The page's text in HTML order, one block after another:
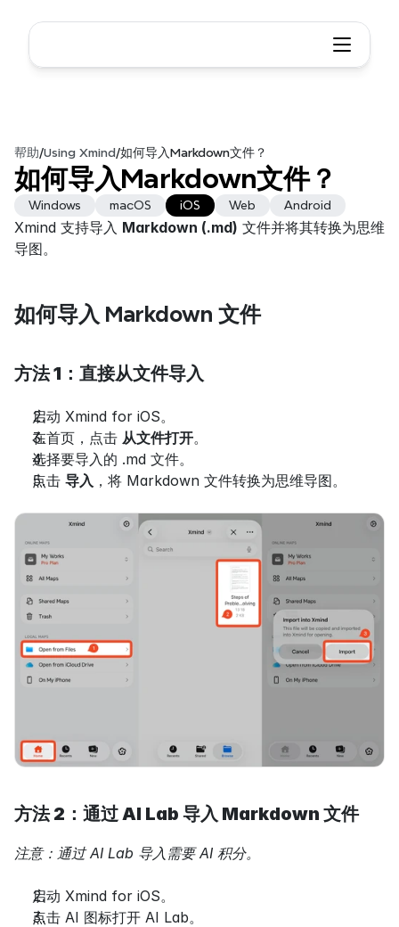
帮助/Using Xmind /如何导入Markdown文件？
如何导入Markdown文件？
Windows macOS iOS Web Android
Xmind 支持导入 Markdown (.md) 文件并将其转换为思维
导图。
如何导入 Markdown 文件
方法 1：直接从文件导入
启动 Xmind for iOS。
在首页，点击 从文件打开。
选择要导入的 .md 文件。
点击 导入 ，将 Markdown 文件转换为思维导图。
方法 2：通过 AI Lab 导入 Markdown 文件
注意：通过 AI Lab 导入需要 AI 积分。
启动 Xmind for iOS。
点击 AI 图标打开 AI Lab。